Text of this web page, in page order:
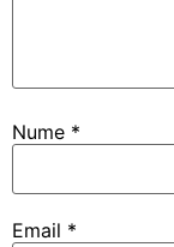
Nume *
Email *